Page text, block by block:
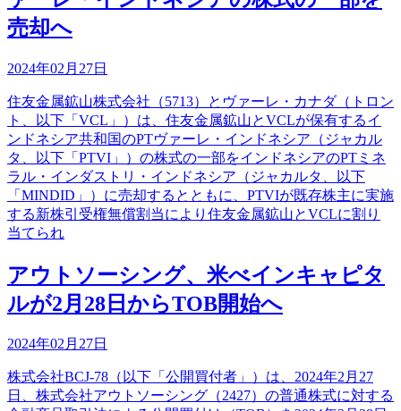
売却へ
2024年02月27日
住友金属鉱山株式会社（5713）とヴァーレ・カナダ（トロン
ト、以下「VCL」）は、住友金属鉱山とVCLが保有するイ
ンドネシア共和国のPTヴァーレ・インドネシア（ジャカル
タ、以下「PTVI」）の株式の一部をインドネシアのPTミネ
ラル・インダストリ・インドネシア（ジャカルタ、以下
「MINDID」）に売却するとともに、PTVIが既存株主に実施
する新株引受権無償割当により住友金属鉱山とVCLに割り
当てられ
アウトソーシング、米べインキャピタ
ルが2月28日からTOB開始へ
2024年02月27日
株式会社BCJ-78（以下「公開買付者」）は、2024年2月27
日、株式会社アウトソーシング（2427）の普通株式に対する